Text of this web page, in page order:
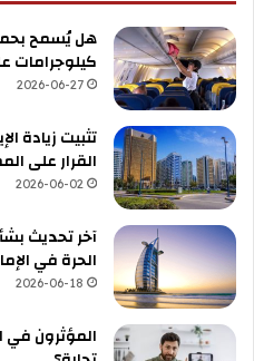
كيلوجرامات
2026-06-27
تثبيت زيادة
القرار على
2026-06-02
آخر تحديث
الحرة في
2026-06-18
المؤثرون في